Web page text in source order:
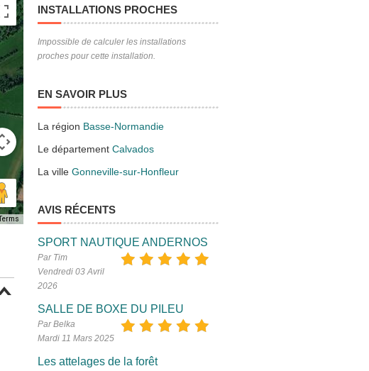
INSTALLATIONS PROCHES
Impossible de calculer les installations
proches pour cette installation.
EN SAVOIR PLUS
La région Basse-Normandie
Le département Calvados
La ville Gonneville-sur-Honfleur
AVIS RÉCENTS
SPORT NAUTIQUE ANDERNOS
Par Tim
Vendredi 03 Avril
2026
SALLE DE BOXE DU PILEU
Par Belka
Mardi 11 Mars 2025
Les attelages de la forêt